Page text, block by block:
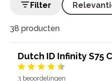
38 producten
Filter
Dutch ID Infinity S75
3 beoordelingen